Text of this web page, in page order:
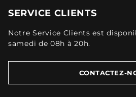
SERVICE CLIENTS
Notre Service Clients est
samedi de 08h à 20h.
CONTACTEZ-